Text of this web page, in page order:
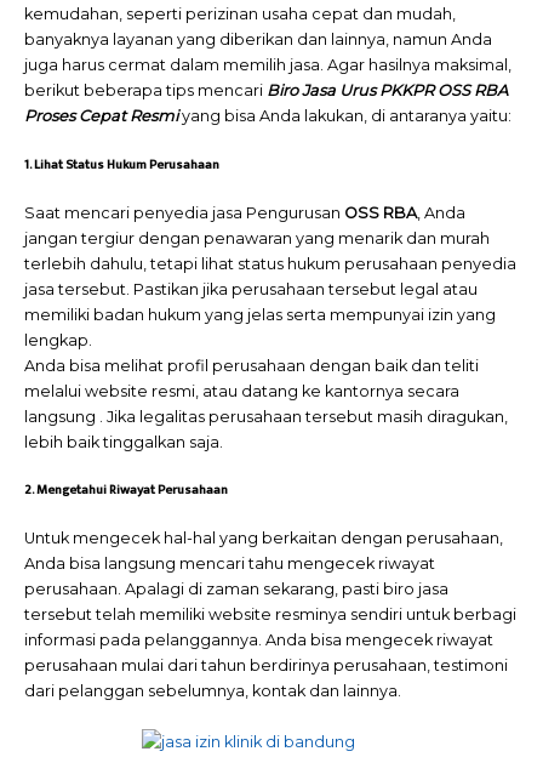
kemudahan, seperti perizinan usaha cepat dan mudah,
banyaknya layanan yang diberikan dan lainnya, namun Anda
juga harus cermat dalam memilih jasa. Agar hasilnya maksimal,
berikut beberapa tips mencari Biro Jasa Urus PKKPR OSS RBA
Proses Cepat Resmi yang bisa Anda lakukan, di antaranya yaitu:
1. Lihat Status Hukum Perusahaan
Saat mencari penyedia jasa Pengurusan OSS RBA, Anda
jangan tergiur dengan penawaran yang menarik dan murah
terlebih dahulu, tetapi lihat status hukum perusahaan penyedia
jasa tersebut. Pastikan jika perusahaan tersebut legal atau
memiliki badan hukum yang jelas serta mempunyai izin yang
lengkap.
Anda bisa melihat profil perusahaan dengan baik dan teliti
melalui website resmi, atau datang ke kantornya secara
langsung . Jika legalitas perusahaan tersebut masih diragukan,
lebih baik tinggalkan saja.
2. Mengetahui Riwayat Perusahaan
Untuk mengecek hal-hal yang berkaitan dengan perusahaan,
Anda bisa langsung mencari tahu mengecek riwayat
perusahaan. Apalagi di zaman sekarang, pasti biro jasa
tersebut telah memiliki website resminya sendiri untuk berbagi
informasi pada pelanggannya. Anda bisa mengecek riwayat
perusahaan mulai dari tahun berdirinya perusahaan, testimoni
dari pelanggan sebelumnya, kontak dan lainnya.